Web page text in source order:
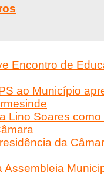
Encontro de
ao Município
Lino Soares
da
Assembleia